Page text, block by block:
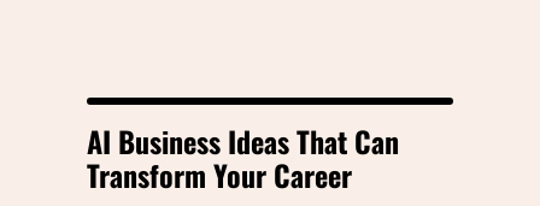
AI Business Ideas That Can
Transform Your Career